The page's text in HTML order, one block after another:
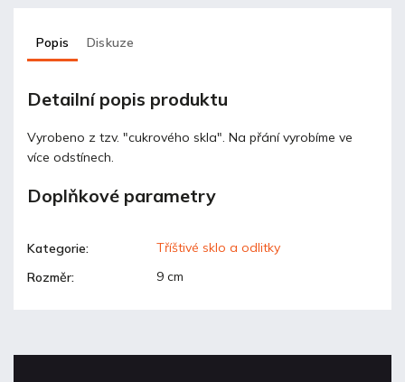
Popis Diskuze
Detailní popis produktu
Vyrobeno z tzv. "cukrového skla". Na přání vyrobíme ve
více odstínech.
Doplňkové parametry
Kategorie:
Tříštivé sklo a odlitky
Rozměr: 9 cm